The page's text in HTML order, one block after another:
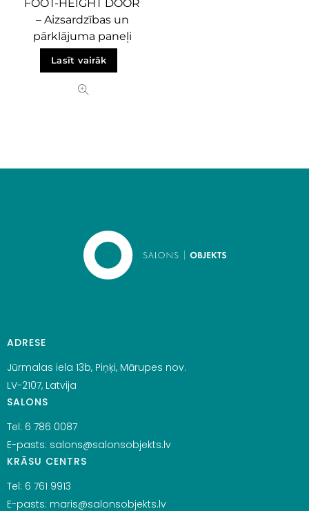
FOOT-HEIGHT DOOR
– Aizsardzības un
pārklājuma paneļi
Lasīt vairāk
ADRESE
Jūrmalas iela 13b, Piņķi, Mārupes nov.
LV-2107, Latvija
SALONS
Tel: 6 786 0087
E-pasts: salons@salonsobjekts.lv
KRĀSU CENTRS
Tel: 6 761 9913
E-pasts: maris@salonsobjekts.lv